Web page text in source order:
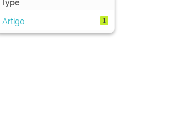
Artigo
1